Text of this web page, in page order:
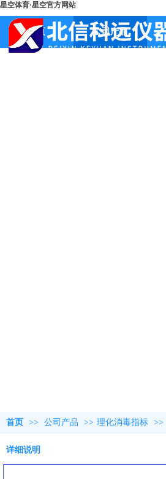
星空体育·星空官方网站
首页 公司产品
首页 >> 公司产品 >> 理化消毒指标 >>
详细说明